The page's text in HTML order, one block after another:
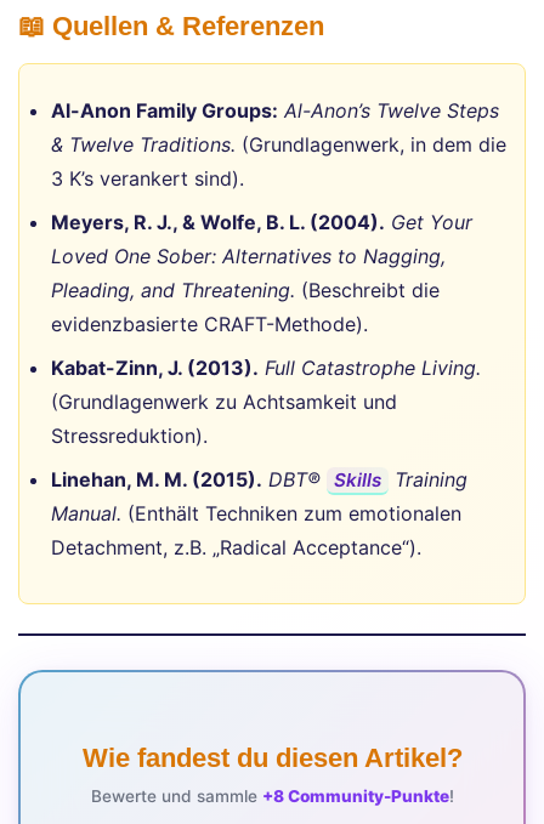
📖 Quellen & Referenzen
Al-Anon Family Groups: Al-Anon’s Twelve Steps
& Twelve Traditions. (Grundlagenwerk, in dem die
3 K’s verankert sind).
Meyers, R. J., & Wolfe, B. L. (2004). Get Your
Loved One Sober: Alternatives to Nagging,
Pleading, and Threatening. (Beschreibt die
evidenzbasierte CRAFT-Methode).
Kabat-Zinn, J. (2013). Full Catastrophe Living.
(Grundlagenwerk zu Achtsamkeit und
Stressreduktion).
Linehan, M. M. (2015). DBT® Skills
Training
Manual. (Enthält Techniken zum emotionalen
Detachment, z.B. „Radical Acceptance“).
Wie fandest du diesen Artikel?
Bewerte und sammle +8 Community-Punkte!